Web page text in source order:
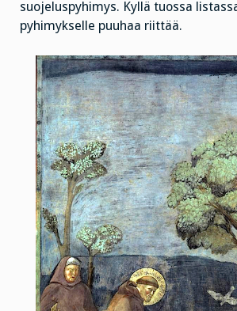
suojeluspyhimys. Kyllä tuossa
pyhimykselle puuhaa riittää.